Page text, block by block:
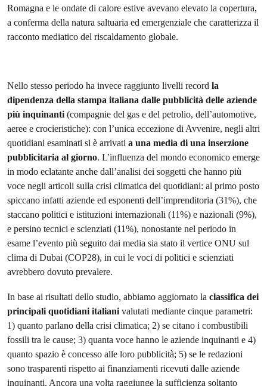
Romagna e le ondate di calore estive avevano elevato la copertura,
a conferma della natura saltuaria ed emergenziale che caratterizza il
racconto mediatico del riscaldamento globale.
Nello stesso periodo ha invece raggiunto livelli record la
dipendenza della stampa italiana dalle pubblicità delle aziende
più inquinanti(compagnie del gas e del petrolio, dell’automotive,
aeree e crocieristiche): con l’unica eccezione di Avvenire, negli altri
quotidiani esaminati si è arrivati a una media di una inserzione
pubblicitaria al giorno. L’influenza del mondo economico emerge
in modo eclatante anche dall’analisi dei soggetti che hanno più
voce negli articoli sulla crisi climatica dei quotidiani: al primo posto
spiccano infatti aziende ed esponenti dell’imprenditoria (31%), che
staccano politici e istituzioni internazionali (11%) e nazionali (9%),
e persino tecnici e scienziati (11%), nonostante nel periodo in
esame l’evento più seguito dai media sia stato il vertice ONU sul
clima di Dubai (COP28), in cui le voci di politici e scienziati
avrebbero dovuto prevalere.
In base ai risultati dello studio, abbiamo aggiornato la classifica dei
principali quotidiani italianivalutati mediante cinque parametri:
1) quanto parlano della crisi climatica; 2) se citano i combustibili
fossili tra le cause; 3) quanta voce hanno le aziende inquinanti e 4)
quanto spazio è concesso alle loro pubblicità; 5) se le redazioni
sono trasparenti rispetto ai finanziamenti ricevuti dalle aziende
inquinanti. Ancora una volta raggiunge la sufficienza soltanto